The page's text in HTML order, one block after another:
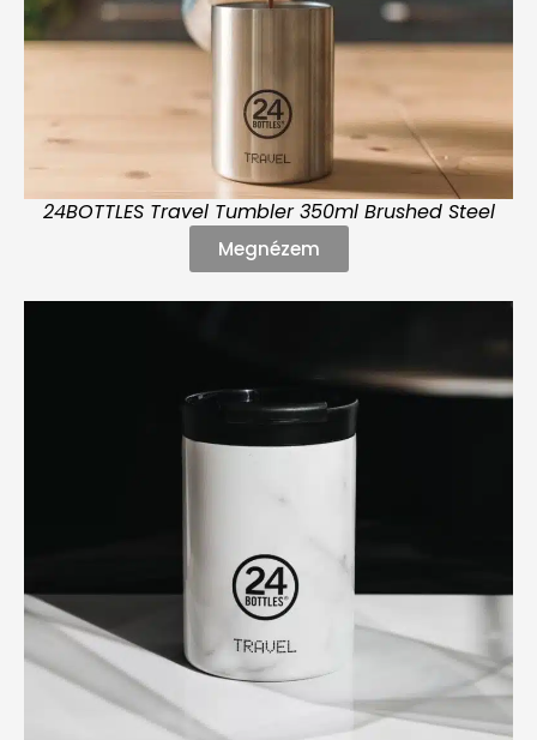
24BOTTLES Travel Tumbler 350ml Brushed Steel
Megnézem